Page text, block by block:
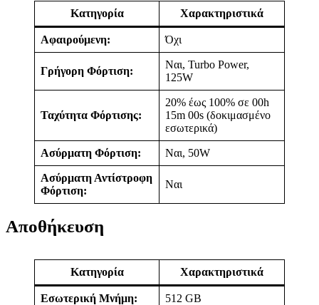
Κατηγορία Χαρακτηριστικά
Αφαιρούμενη: Όχι
Γρήγορη Φόρτιση:
Ναι, Turbo Power,
125W
Ταχύτητα Φόρτισης:
20% έως 100% σε 00h
15m 00s (δοκιμασμένο
εσωτερικά)
Ασύρματη Φόρτιση: Ναι, 50W
Ασύρματη Αντίστροφη
Φόρτιση:
Ναι
Αποθήκευση
Κατηγορία Χαρακτηριστικά
Εσωτερική Μνήμη: 512 GB